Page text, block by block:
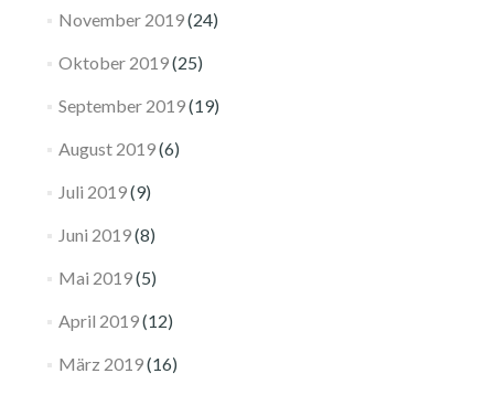
November 2019(24)
Oktober 2019(25)
September 2019(19)
August 2019(6)
Juli 2019(9)
Juni 2019(8)
Mai 2019(5)
April 2019(12)
März 2019(16)